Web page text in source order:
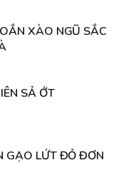
XÀO NGŨ SẮC
SẢ ỚT
GẠO LỨT ĐỎ ĐƠN